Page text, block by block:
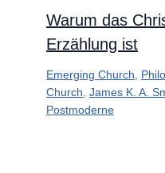
Warum das
Erzählung ist
Emerging Church
Church James K. A.
Postmoderne